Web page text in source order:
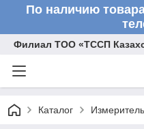
По наличию
Филиал ТОО «ТССП
Каталог